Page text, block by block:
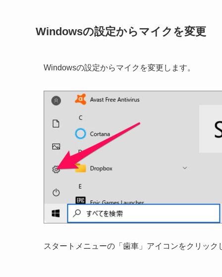
Windowsの設定からマイクを変更
Windowsの設定からマイクを変更します。
スタートメニューの「歯車」アイコンをクリック